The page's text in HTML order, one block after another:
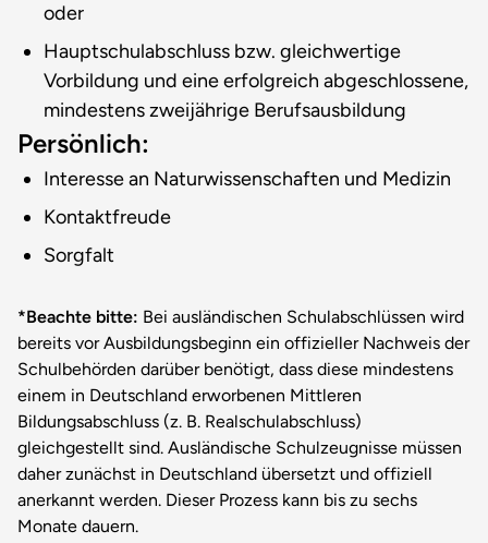
oder
Hauptschulabschluss bzw. gleichwertige
Vorbildung und eine erfolgreich abgeschlossene,
mindestens zweijährige Berufsausbildung
Persönlich:
Interesse an Naturwissenschaften und Medizin
Kontaktfreude
Sorgfalt
*Beachte bitte: Bei ausländischen Schulabschlüssen wird
bereits vor Ausbildungsbeginn ein offizieller Nachweis der
Schulbehörden darüber benötigt, dass diese mindestens
einem in Deutschland erworbenen Mittleren
Bildungsabschluss (z. B. Realschulabschluss)
gleichgestellt sind. Ausländische Schulzeugnisse müssen
daher zunächst in Deutschland übersetzt und offiziell
anerkannt werden. Dieser Prozess kann bis zu sechs
Monate dauern.